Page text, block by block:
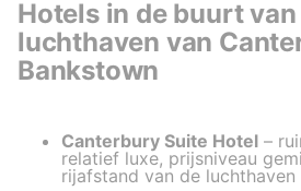
Hotels in de buurt van
luchthaven van
Bankstown
Canterbury Suite Hotel –
relatief luxe, prijsniveau
rijafstand van de